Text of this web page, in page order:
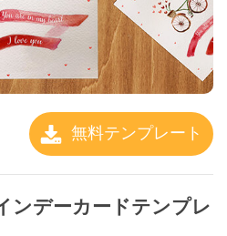
無料テンプレート
ンデーカードテンプレ